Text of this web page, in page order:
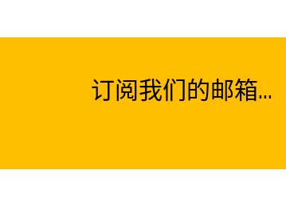
订阅我们的邮箱...